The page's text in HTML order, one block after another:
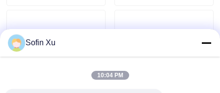
De Sensor van het zuurstofgas
Sofin Xu
10:04 PM